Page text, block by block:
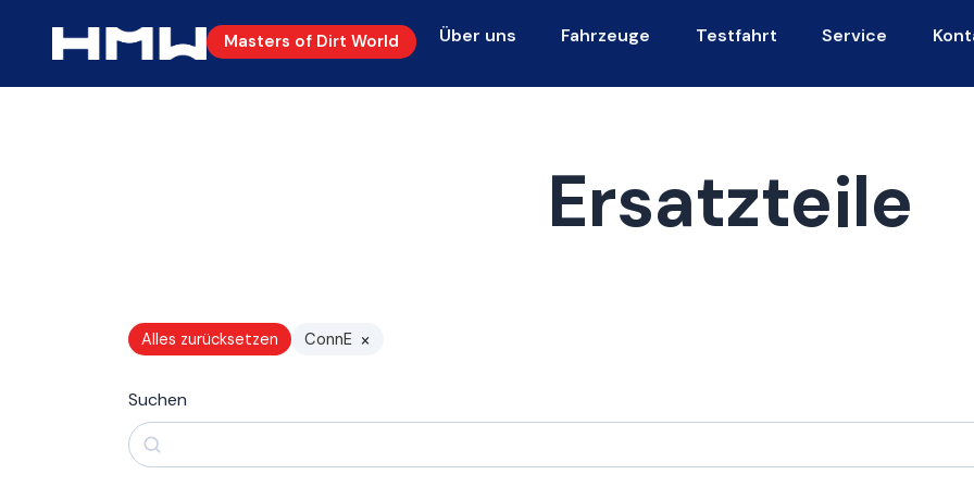
Masters of Dirt World Über uns Fahrzeuge Testfahrt Service
Ersatzteile
Alles zurücksetzen ConnE ×
Suchen